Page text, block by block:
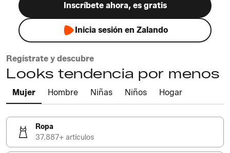
Inscríbete ahora, es gratis
Inicia sesión en Zalando
Regístrate y descubre
Looks tendencia por menos
Mujer Hombre Niñas Niños Hogar
Ropa
37.887+ artículos